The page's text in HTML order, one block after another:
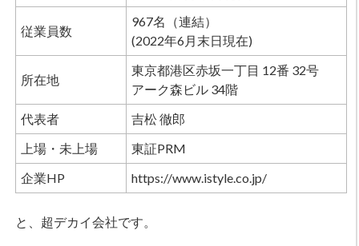
従業員数
967名（連結）
(2022年6月末日現在)
所在地
東京都港区赤坂一丁目 12番 32号
アーク森ビル 34階
代表者
吉松 徹郎
上場・未上場
東証PRM
企業HP
https://www.istyle.co.jp/
と、超デカイ会社です。